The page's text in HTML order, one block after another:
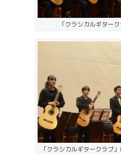
「クラシカルギター
「クラシカルギタークラブ